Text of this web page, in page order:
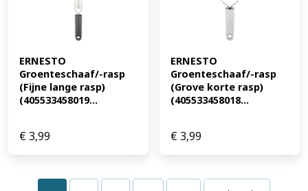
ERNESTO
Groenteschaaf/-rasp
(Fijne lange rasp)
(405533458019...
€3,99
ERNESTO
Groenteschaaf/-rasp
(Grove korte rasp)
(405533458018...
€3,99